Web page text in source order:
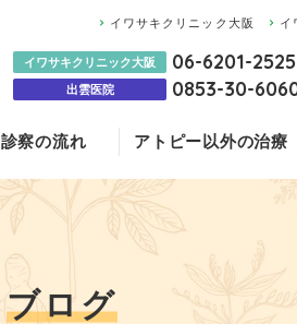
イワサキクリニック大阪 イ
イワサキクリニック大阪 06-6201-2525
出雲医院 0853-30-
医師のご紹介
ステロイド治療
アトピー治療薬に
よくあるご質問
診察の流れ アトピー以外の治療
赤ちゃんの湿疹に
NMN点滴
イワサキクリニッ
国沢内科医院
ブログ